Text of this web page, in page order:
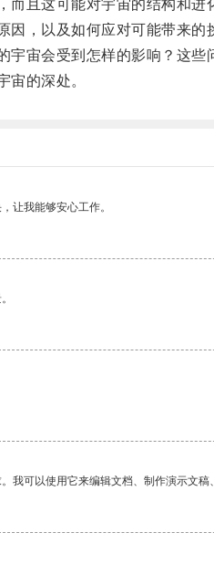
且这可能对宇宙的结构和进
，以及如何应对可能带来的
宙会受到怎样的影响？这些
的深处。
让我能够安心工作。
我可以使用它来编辑文档、制作演示文稿